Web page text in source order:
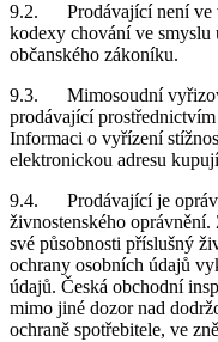
9.2. Prodávající není ve
kodexy chování ve smyslu
občanského zákoníku.
9.3. Mimosoudní
prodávající
Informaci o vyřízení
elektronickou adresu
9.4. Prodávající je
živnostenského
své působnosti příslušný
ochrany osobních údajů
údajů. Česká obchodní
mimo jiné dozor nad
ochraně spotřebitele, ve